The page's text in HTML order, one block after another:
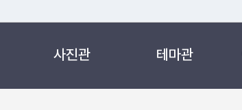
사진관 테마관